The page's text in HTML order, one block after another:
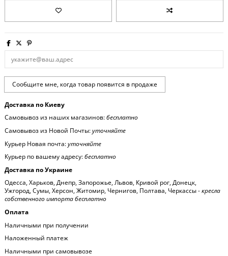
Доставка по Киеву
Самовывоз из наших магазинов:бесплатно
Самовывоз из Новой Почты:уточняйте
Курьер Новая почта:уточняйте
Курьер по вашему адресу:бесплатно
Доставка по Украине
Одесса, Харьков, Днепр, Запорожье, Львов, Кривой рог, Донецк,
Ужгород, Сумы, Херсон, Житомир, Чернигов, Полтава, Черкассы -кресла
собственного импорта бесплатно
Оплата
Наличными при получении
Наложенный платеж
Наличными при самовывозе